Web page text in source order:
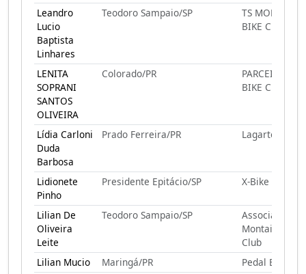
Leandro
Lucio
Baptista
Linhares
Teodoro Sampaio/SP
TS MONTAIN
BIKE CLUBE
LENITA
SOPRANI
SANTOS
OLIVEIRA
Colorado/PR
PARCEIROS
BIKE CLUBE
Lídia Carloni
Duda
Barbosa
Prado Ferreira/PR Lagarto's Bike
Lidionete
Pinho
Presidente Epitácio/SP X-Bike
Lilian De
Oliveira
Leite
Teodoro Sampaio/SP
Associação TS
Montain Bike
Club
Lilian Mucio
Maringá/PR
Pedal E Gole